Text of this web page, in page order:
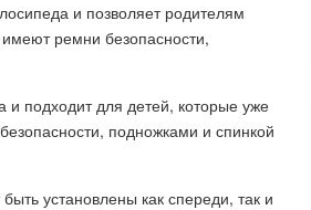
и позволяет родителям
ремни безопасности,
и подходит для детей, которые уже
подножками и спинкой
установлены как спереди, так и